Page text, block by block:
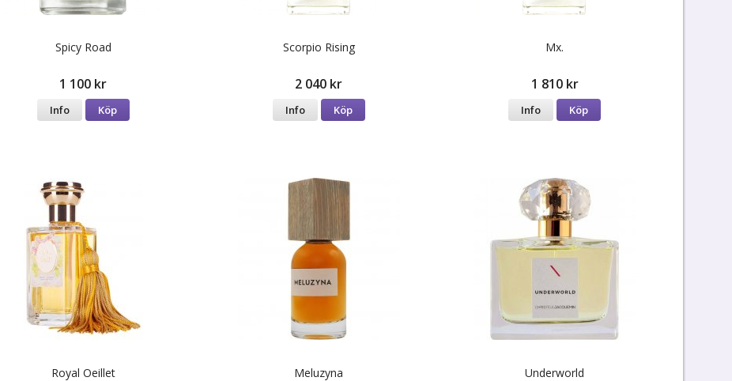
Spicy Road
1 100 kr
Info Köp
Scorpio Rising
2 040 kr
Info Köp
Mx.
1 810 kr
Info Köp
Royal Oeillet Meluzyna Underworld